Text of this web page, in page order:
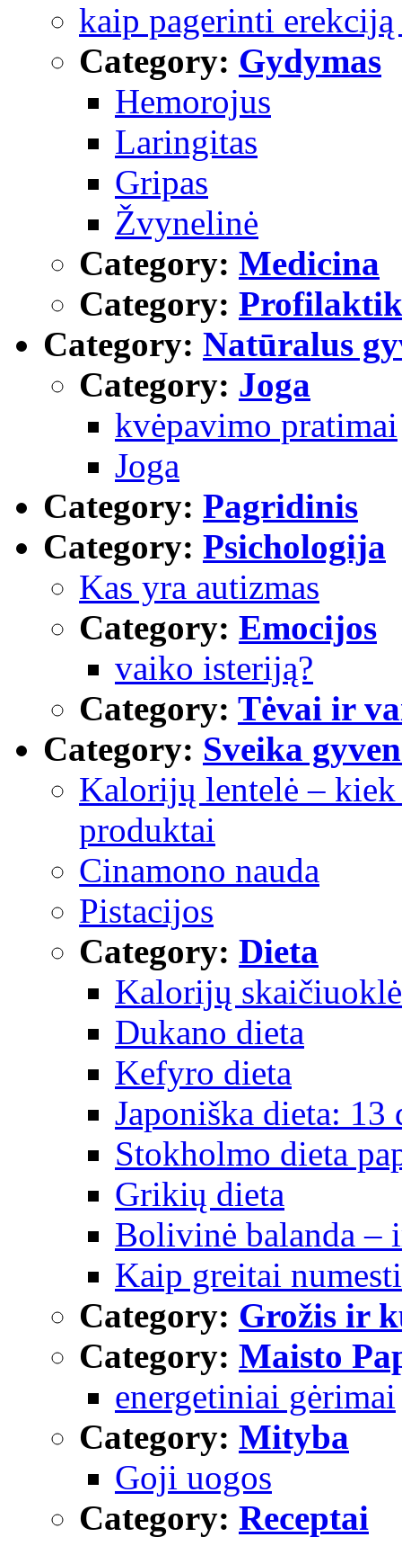
kaip pagerinti
Category: Gydymas
Hemorojus
Laringitas
Gripas
Žvynelinė
Category: Medicina
Category:
Category: Natūralus
Category: Joga
kvėpavimo pratimai
Joga
Category: Pagridinis
Category: Psichologija
Kas yra autizmas
Category: Emocijos
vaiko isteriją?
Category: Tėvai ir
Category: Sveika
Kalorijų lentelė –
produktai
Cinamono nauda
Pistacijos
Category: Dieta
Kalorijų skaičiuoklė
Dukano dieta
Kefyro dieta
Japoniška dieta:
Stokholmo dieta
Grikių dieta
Bolivinė balanda –
Kaip greitai
Category: Grožis ir
Category: Maisto
energetiniai gėrimai
Category: Mityba
Goji uogos
Category: Receptai